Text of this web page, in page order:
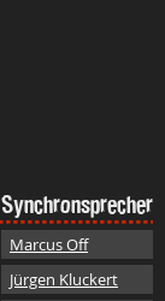
Synchronsprecher
Marcus Off
Jürgen Kluckert